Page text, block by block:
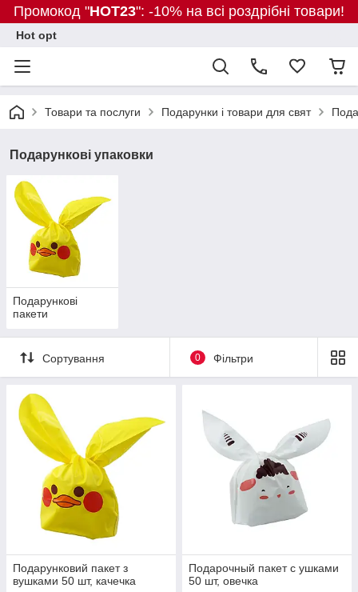
Промокод "HOT23": -10% на всі роздрібні товари!
Hot opt
Товари та послуги Подарунки і товари для свят
Подарункові упаковки
Подарункові
пакети
Сортування 0 Фільтри
Подарунковий пакет з
вушками 50 шт, качечка
Подарочный пакет с ушками
50 шт, овечка